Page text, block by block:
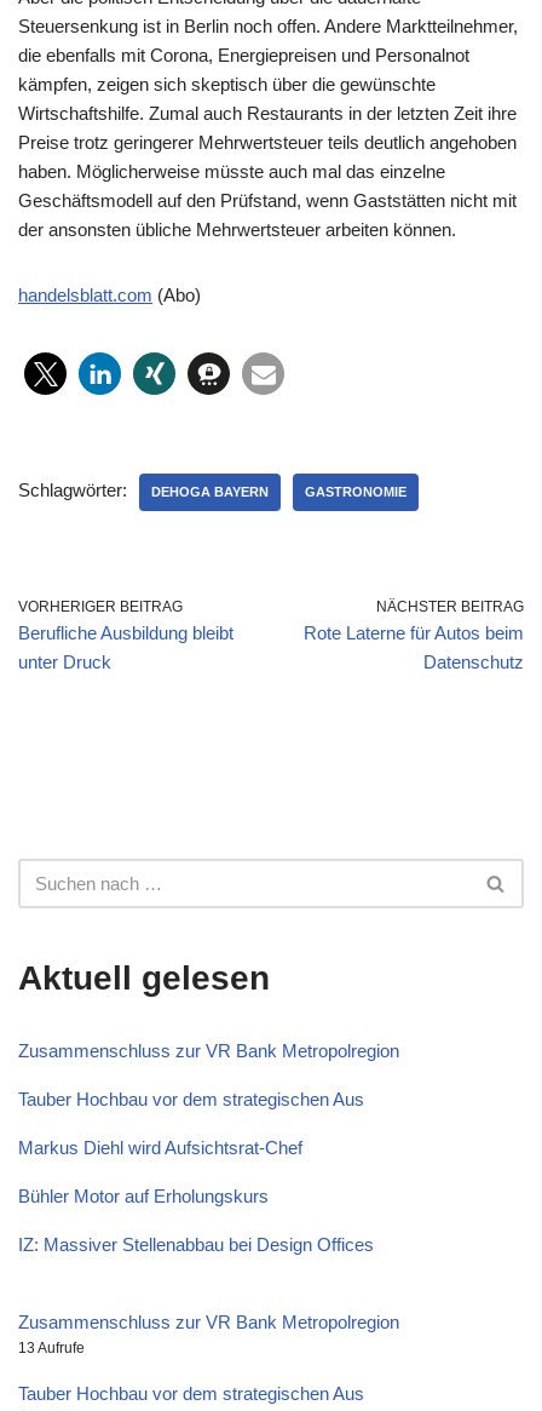
Steuersenkung ist in Berlin noch offen. Andere Marktteilnehmer,
die ebenfalls mit Corona, Energiepreisen und Personalnot
kämpfen, zeigen sich skeptisch über die gewünschte
Wirtschaftshilfe. Zumal auch Restaurants in der letzten Zeit ihre
Preise trotz geringerer Mehrwertsteuer teils deutlich angehoben
haben. Möglicherweise müsste auch mal das einzelne
Geschäftsmodell auf den Prüfstand, wenn Gaststätten nicht mit
der ansonsten übliche Mehrwertsteuer arbeiten können.
handelsblatt.com (Abo)
Schlagwörter: DEHOGA BAYERN GASTRONOMIE
VORHERIGER BEITRAG
Berufliche Ausbildung bleibt
unter Druck
NÄCHSTER BEITRAG
Rote Laterne für Autos beim
Datenschutz
Aktuell gelesen
Zusammenschluss zur VR Bank Metropolregion
Tauber Hochbau vor dem strategischen Aus
Markus Diehl wird Aufsichtsrat-Chef
Bühler Motor auf Erholungskurs
IZ: Massiver Stellenabbau bei Design Offices
Zusammenschluss zur VR Bank Metropolregion
13 Aufrufe
Tauber Hochbau vor dem strategischen Aus